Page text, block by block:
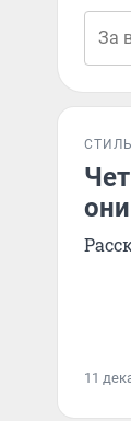
11